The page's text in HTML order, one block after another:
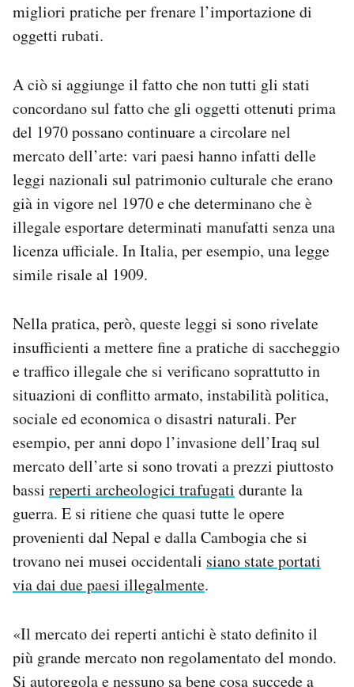
migliori pratiche per frenare l’importazione di
oggetti rubati.
A ciò si aggiunge il fatto che non tutti gli stati
concordano sul fatto che gli oggetti ottenuti prima
del 1970 possano continuare a circolare nel
mercato dell’arte: vari paesi hanno infatti delle
leggi nazionali sul patrimonio culturale che erano
già in vigore nel 1970 e che determinano che è
illegale esportare determinati manufatti senza una
licenza ufficiale. In Italia, per esempio, una legge
simile risale al 1909.
Nella pratica, però, queste leggi si sono rivelate
insufficienti a mettere fine a pratiche di saccheggio
e traffico illegale che si verificano soprattutto in
situazioni di conflitto armato, instabilità politica,
sociale ed economica o disastri naturali. Per
esempio, per anni dopo l’invasione dell’Iraq sul
mercato dell’arte si sono trovati a prezzi piuttosto
bassi reperti archeologici trafugati durante la
guerra. E si ritiene che quasi tutte le opere
provenienti dal Nepal e dalla Cambogia che si
trovano nei musei occidentali siano state portati
via dai due paesi illegalmente.
«Il mercato dei reperti antichi è stato definito il
più grande mercato non regolamentato del mondo.
Si autoregola e nessuno sa bene cosa succede a